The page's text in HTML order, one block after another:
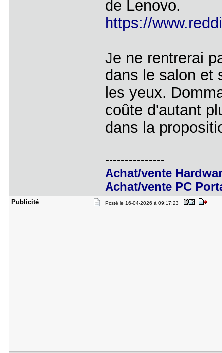
de Lenovo.
https://
Je ne rentrerai
dans le salon et
les yeux.
coûte d'autant
dans la
---------------
Achat/vente
Achat/vente PC
Publicité Posté le 16-04-2026 à 09:17:23